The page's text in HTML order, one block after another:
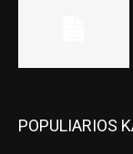
POPULIARIOS